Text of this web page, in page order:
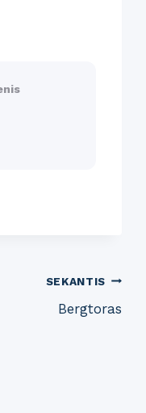
SEKANTIS
Bergtoras